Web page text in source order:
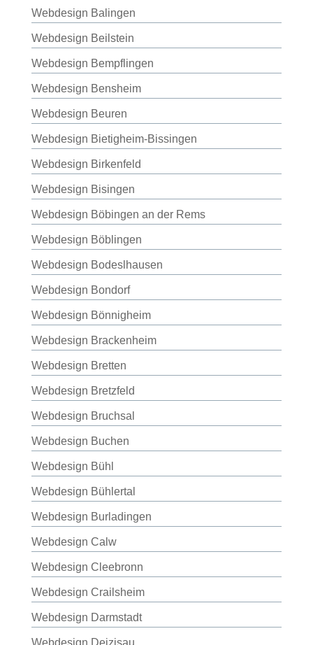
Webdesign Balingen
Webdesign Beilstein
Webdesign Bempflingen
Webdesign Bensheim
Webdesign Beuren
Webdesign Bietigheim-Bissingen
Webdesign Birkenfeld
Webdesign Bisingen
Webdesign Böbingen an der Rems
Webdesign Böblingen
Webdesign Bodeslhausen
Webdesign Bondorf
Webdesign Bönnigheim
Webdesign Brackenheim
Webdesign Bretten
Webdesign Bretzfeld
Webdesign Bruchsal
Webdesign Buchen
Webdesign Bühl
Webdesign Bühlertal
Webdesign Burladingen
Webdesign Calw
Webdesign Cleebronn
Webdesign Crailsheim
Webdesign Darmstadt
Webdesign Deizisau